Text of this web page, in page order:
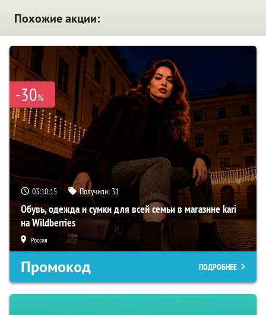
Похожие акции:
-30%
03:10:14 Получили: 31
Обувь, одежда и сумки для всей семьи в магазине kari
на Wildberries
Россия
Промокод ПОДРОБНЕЕ